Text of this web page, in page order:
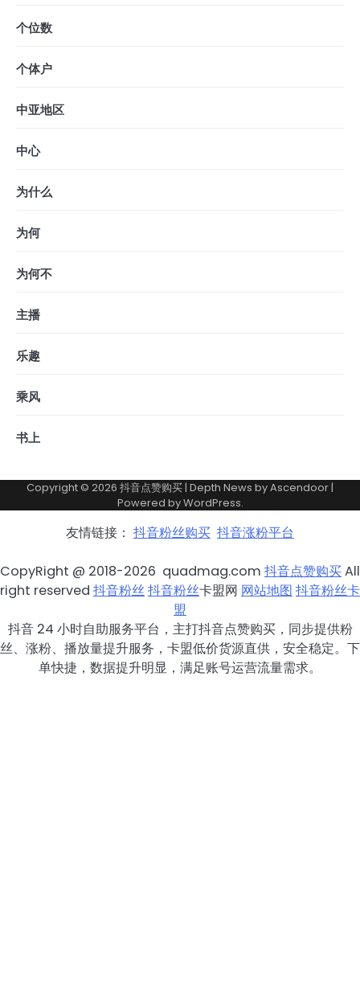
个位数
个体户
中亚地区
中心
为什么
为何
为何不
主播
乐趣
乘风
书上
Copyright © 2026 抖音点赞购买| Depth News byAscendoor|
Powered byWordPress.
友情链接： 抖音粉丝购买 抖音涨粉平台
CopyRight @ 2018-2026 quadmag.com 抖音点赞购买All
right reserved 抖音粉丝抖音粉丝卡盟网 网站地图 抖音粉丝卡
盟
抖音 24 小时自助服务平台，主打抖音点赞购买，同步提供粉
丝、涨粉、播放量提升服务，卡盟低价货源直供，安全稳定。下
单快捷，数据提升明显，满足账号运营流量需求。